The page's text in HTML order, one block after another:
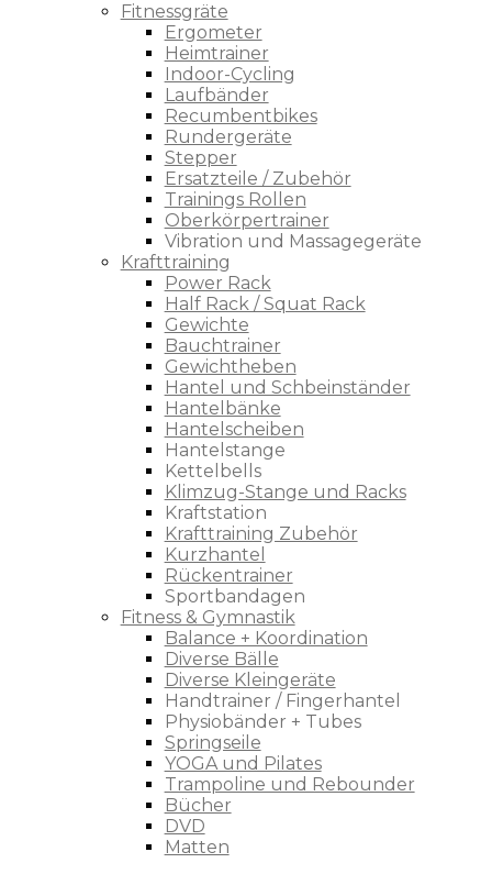
Fitnessgräte
Ergometer
Heimtrainer
Indoor-Cycling
Laufbänder
Recumbentbikes
Rundergeräte
Stepper
Ersatzteile / Zubehör
Trainings Rollen
Oberkörpertrainer
Vibration und Massagegeräte
Krafttraining
Power Rack
Half Rack / Squat Rack
Gewichte
Bauchtrainer
Gewichtheben
Hantel und Schbeinständer
Hantelbänke
Hantelscheiben
Hantelstange
Kettelbells
Klimzug-Stange und Racks
Kraftstation
Krafttraining Zubehör
Kurzhantel
Rückentrainer
Sportbandagen
Fitness & Gymnastik
Balance + Koordination
Diverse Bälle
Diverse Kleingeräte
Handtrainer / Fingerhantel
Physiobänder + Tubes
Springseile
YOGA und Pilates
Trampoline und Rebounder
Bücher
DVD
Matten